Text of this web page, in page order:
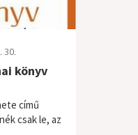
30.
könyv
című
csak le, az